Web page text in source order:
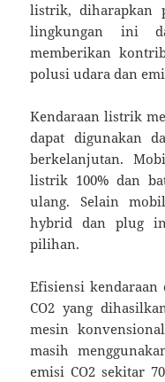
listrik, diharapkan
lingkungan ini
memberikan
polusi udara dan
Kendaraan listrik
dapat digunakan
berkelanjutan.
listrik 100% dan
ulang. Selain
hybrid dan plug
pilihan.
Efisiensi
CO2 yang
mesin
masih
emisi CO2 sekitar